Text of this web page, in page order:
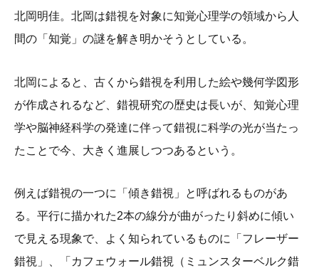
北岡明佳。北岡は錯視を対象に知覚心理学の領域から人
間の「知覚」の謎を解き明かそうとしている。
北岡によると、古くから錯視を利用した絵や幾何学図形
が作成されるなど、錯視研究の歴史は長いが、知覚心理
学や脳神経科学の発達に伴って錯視に科学の光が当たっ
たことで今、大きく進展しつつあるという。
例えば錯視の一つに「傾き錯視」と呼ばれるものがあ
る。平行に描かれた2本の線分が曲がったり斜めに傾い
で見える現象で、よく知られているものに「フレーザー
錯視」、「カフェウォール錯視（ミュンスターベルク錯